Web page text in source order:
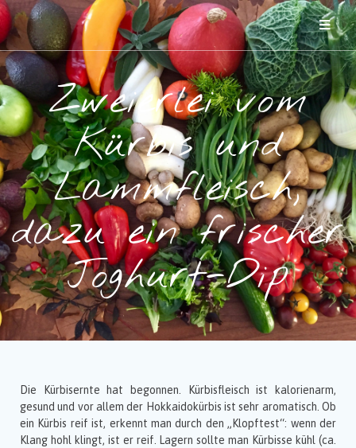
Zweierlei vom
Kürbis und
Lammfleisch,
dazu ein frischer
Joghurt-Dip
Die Kürbisernte hat begonnen. Kürbisfleisch ist kalorienarm,
gesund und vor allem der Hokkaidokürbis ist sehr aromatisch. Ob
ein Kürbis reif ist, erkennt man durch den „Klopftest“: wenn der
Klang hohl klingt, ist er reif. Lagern sollte man Kürbisse kühl (ca.